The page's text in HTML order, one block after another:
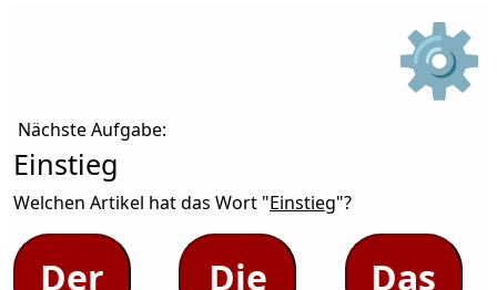
⚙
Nächste Aufgabe:
Einstieg
Welchen Artikel hat das Wort "Einstieg"?
Der Die Das